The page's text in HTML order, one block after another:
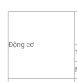
Động cơ